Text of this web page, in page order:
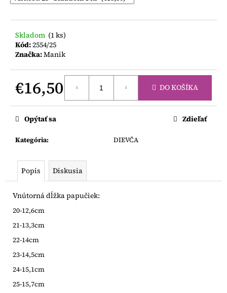
Skladom (1 ks)
Kód:2554/25
Značka:Manik
€16,50
Jednotková
cena:
DO KOŠÍKA
Kategória: DIEVČA
Opýtať sa Zdieľať
Popis Diskusia
Vnútorná dĺžka papučiek:
20-12,6cm
21-13,3cm
22-14cm
23-14,5cm
24-15,1cm
25-15,7cm
LEGÍNY
TRAKY
€12